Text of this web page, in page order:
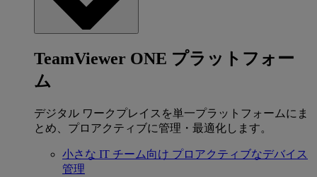
TeamViewer ONE プラットフォー
ム
デジタル ワークプレイスを単一プラットフォームにま
とめ、プロアクティブに管理・最適化します。
小さな IT チーム向け プロアクティブなデバイス
管理